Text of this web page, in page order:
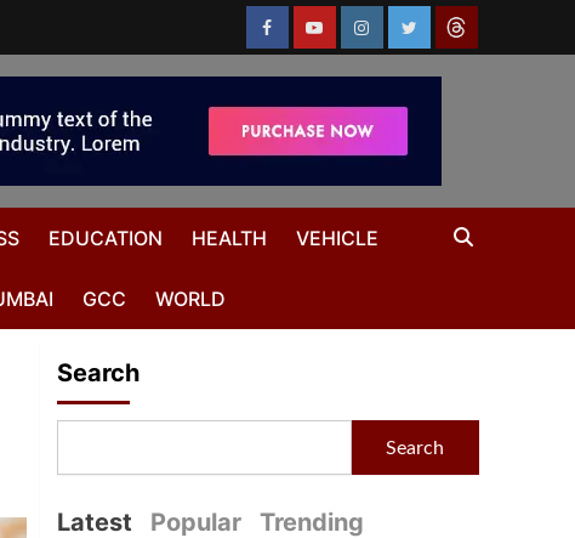
EDUCATION HEALTH VEHICLE
GCC WORLD
Search
Search
Latest Popular Trending